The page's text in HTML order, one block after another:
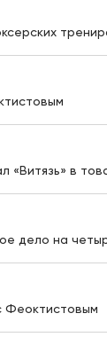
«Витязь» в
дело на
Феоктистовым